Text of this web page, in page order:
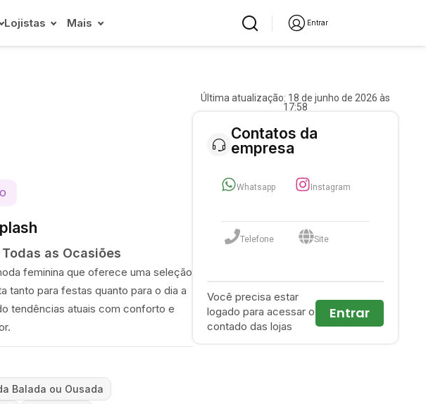
Lojistas Mais Entrar
as Ocasiões
feminina que oferece uma seleção
tanto para festas quanto para o dia a
tendências atuais com conforto e
Balada ou Ousada
Última atualização: 18 de junho de 2026 às
17:58
Contatos da
empresa
Whatsapp Instagram
Telefone Site
Você precisa estar
logado para acessar o
contado das lojas
Entrar